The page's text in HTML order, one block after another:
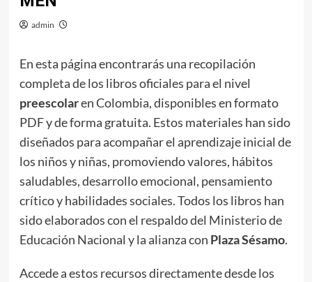
admin
En esta página encontrarás una recopilación
completa de los libros oficiales para el nivel
preescolaren Colombia, disponibles en formato
PDF y de forma gratuita. Estos materiales han sido
diseñados para acompañar el aprendizaje inicial de
los niños y niñas, promoviendo valores, hábitos
saludables, desarrollo emocional, pensamiento
crítico y habilidades sociales. Todos los libros han
sido elaborados con el respaldo del Ministerio de
Educación Nacional y la alianza con Plaza Sésamo.
Accede a estos recursos directamente desde los